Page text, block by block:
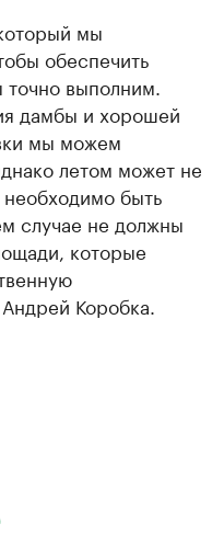
мы
обеспечить
выполним.
дамбы и хорошей
мы можем
летом может не
необходимо быть
случае не должны
которые
Коробка.